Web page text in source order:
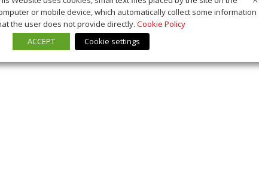
or mobile device, which automatically collect some information
the user does not provide directly. Cookie Policy
ACCEPT
Cookie settings